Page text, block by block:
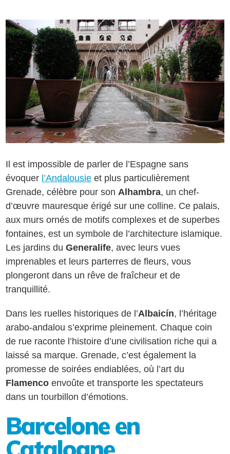
Il est impossible de parler de l’Espagne sans
évoquer l’Andalousie et plus particulièrement
Grenade, célèbre pour son Alhambra, un chef-
d’œuvre mauresque érigé sur une colline. Ce palais,
aux murs ornés de motifs complexes et de superbes
fontaines, est un symbole de l’architecture islamique.
Les jardins duGeneralife, avec leurs vues
imprenables et leurs parterres de fleurs, vous
plongeront dans un rêve de fraîcheur et de
tranquillité.
Dans les ruelles historiques de l’Albaicín, l’héritage
arabo-andalou s’exprime pleinement. Chaque coin
de rue raconte l’histoire d’une civilisation riche qui a
laissé sa marque. Grenade, c’est également la
promesse de soirées endiablées, où l’art du
Flamenco envoûte et transporte les spectateurs
dans un tourbillon d’émotions.
Barcelone en